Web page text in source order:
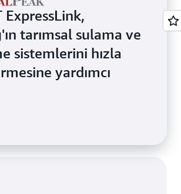
ExpressLink,
tarımsal sulama ve
sistemlerini hızla
yardımcı